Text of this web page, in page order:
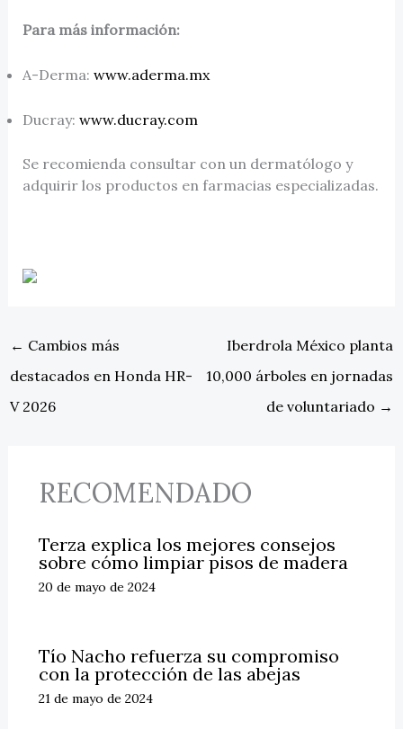
Para más información:
A-Derma: www.aderma.mx
Ducray: www.ducray.com
Se recomienda consultar con un dermatólogo y
adquirir los productos en farmacias especializadas.
← Cambios más
destacados en Honda HR-
V 2026
Iberdrola México planta
10,000 árboles en jornadas
de voluntariado →
RECOMENDADO
Terza explica los mejores consejos
sobre cómo limpiar pisos de madera
20 de mayo de 2024
Tío Nacho refuerza su compromiso
con la protección de las abejas
21 de mayo de 2024